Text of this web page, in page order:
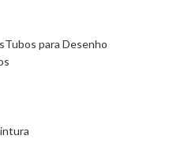
Tubos para Desenho